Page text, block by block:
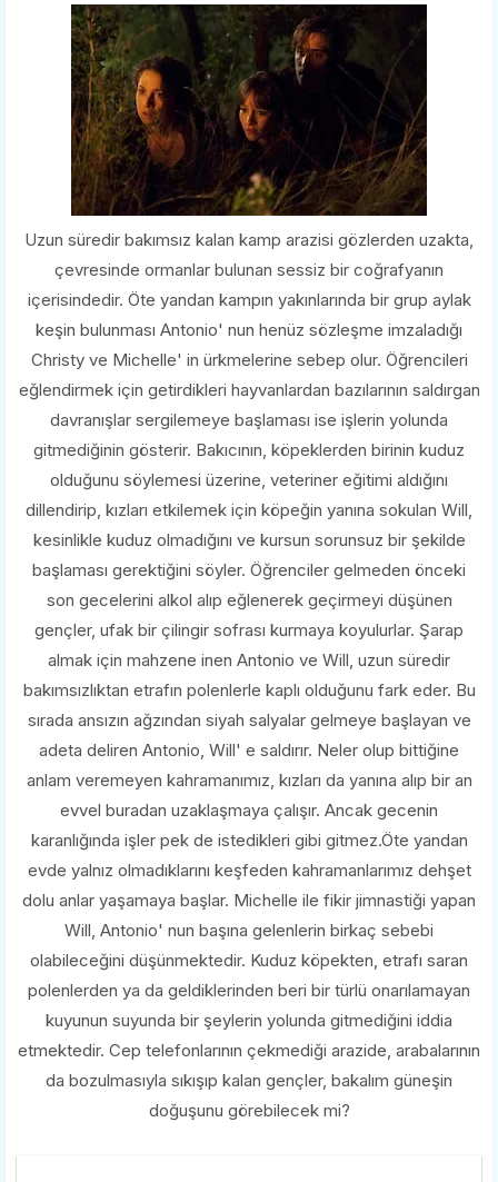
Uzun süredir bakımsız kalan kamp arazisi gözlerden uzakta,
çevresinde ormanlar bulunan sessiz bir coğrafyanın
içerisindedir. Öte yandan kampın yakınlarında bir grup aylak
keşin bulunması Antonio' nun henüz sözleşme imzaladığı
Christy ve Michelle' in ürkmelerine sebep olur. Öğrencileri
eğlendirmek için getirdikleri hayvanlardan bazılarının saldırgan
davranışlar sergilemeye başlaması ise işlerin yolunda
gitmediğinin gösterir. Bakıcının, köpeklerden birinin kuduz
olduğunu söylemesi üzerine, veteriner eğitimi aldığını
dillendirip, kızları etkilemek için köpeğin yanına sokulan Will,
kesinlikle kuduz olmadığını ve kursun sorunsuz bir şekilde
başlaması gerektiğini söyler. Öğrenciler gelmeden önceki
son gecelerini alkol alıp eğlenerek geçirmeyi düşünen
gençler, ufak bir çilingir sofrası kurmaya koyulurlar. Şarap
almak için mahzene inen Antonio ve Will, uzun süredir
bakımsızlıktan etrafın polenlerle kaplı olduğunu fark eder. Bu
sırada ansızın ağzından siyah salyalar gelmeye başlayan ve
adeta deliren Antonio, Will' e saldırır. Neler olup bittiğine
anlam veremeyen kahramanımız, kızları da yanına alıp bir an
evvel buradan uzaklaşmaya çalışır. Ancak gecenin
karanlığında işler pek de istedikleri gibi gitmez.Öte yandan
evde yalnız olmadıklarını keşfeden kahramanlarımız dehşet
dolu anlar yaşamaya başlar. Michelle ile fikir jimnastiği yapan
Will, Antonio' nun başına gelenlerin birkaç sebebi
olabileceğini düşünmektedir. Kuduz köpekten, etrafı saran
polenlerden ya da geldiklerinden beri bir türlü onarılamayan
kuyunun suyunda bir şeylerin yolunda gitmediğini iddia
etmektedir. Cep telefonlarının çekmediği arazide, arabalarının
da bozulmasıyla sıkışıp kalan gençler, bakalım güneşin
doğuşunu görebilecek mi?